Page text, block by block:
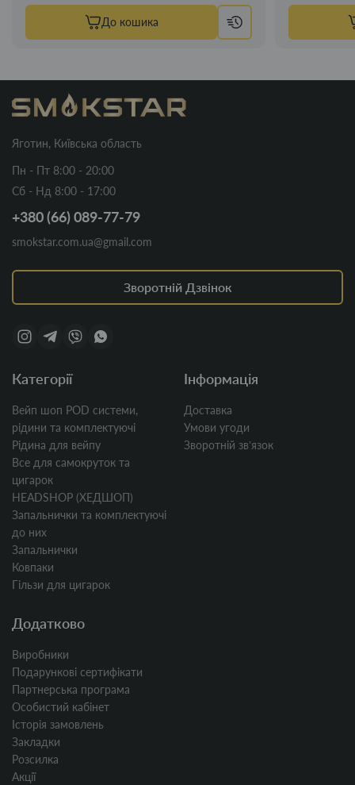
До кошика
Яготин, Київська область
Пн - Пт 8:00 - 20:00
Сб - Нд 8:00 - 17:00
+380 (66) 089-77-79
smokstar.com.ua@gmail.com
Зворотній Дзвінок
Категорії
Вейп шоп POD системи,
рідини та комплектуючі
Рідина для вейпу
Все для самокруток та
цигарок
HEADSHOP (ХЕДШОП)
Запальнички та комплектуючі
до них
Запальнички
Ковпаки
Гільзи для цигарок
Інформація
Доставка
Умови угоди
Зворотній звʼязок
Додатково
Виробники
Подарункові сертифікати
Партнерська програма
Особистий кабінет
Історія замовлень
Закладки
Розсилка
Акції